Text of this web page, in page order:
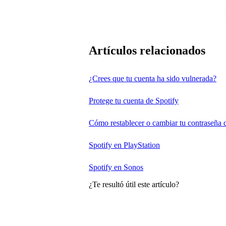
Artículos relacionados
¿Crees que tu cuenta ha sido vulnerada?
Protege tu cuenta de Spotify
Cómo restablecer o cambiar tu contraseña
Spotify en PlayStation
Spotify en Sonos
¿Te resultó útil este artículo?